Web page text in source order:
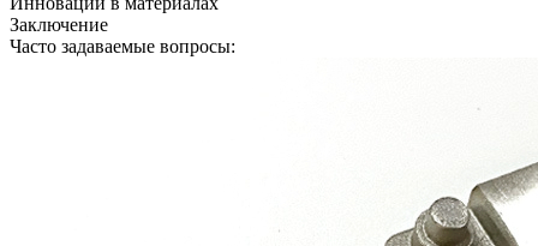
Заключение
Часто задаваемые вопросы: